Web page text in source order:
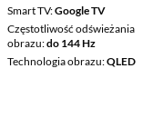
Smart TV Google TV
Częstotliwość odświeżania
obrazu do 144 Hz
Technologia obrazu QLED